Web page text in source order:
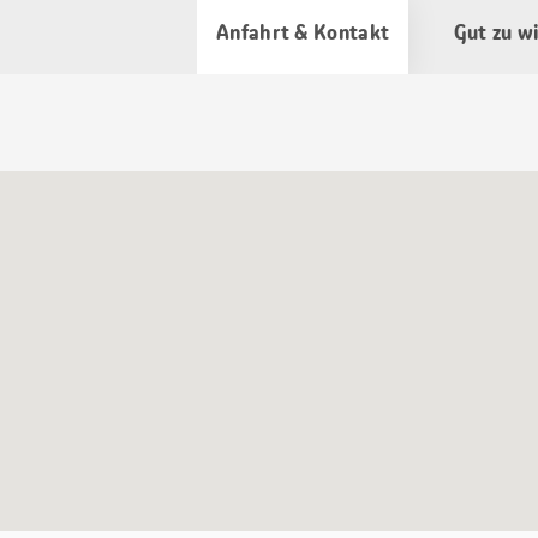
Anfahrt & Kontakt Gut zu